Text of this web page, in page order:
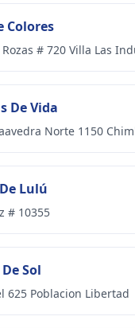
Colores
# 720 Villa Las
De Vida
Norte 1150
Lulú
# 10355
Sol
625 Poblacion Libertad